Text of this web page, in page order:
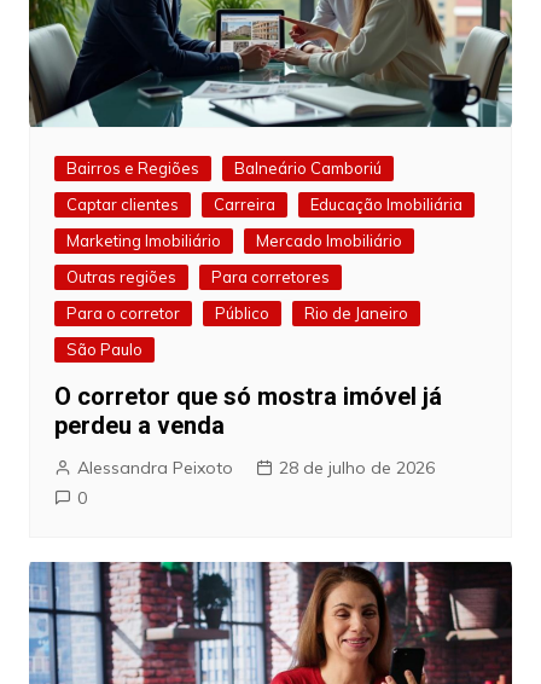
Bairros e Regiões
Balneário Camboriú
Captar clientes
Carreira
Educação Imobiliária
Marketing Imobiliário
Mercado Imobiliário
Outras regiões
Para corretores
Para o corretor
Público
Rio de Janeiro
São Paulo
O corretor que só mostra imóvel já
perdeu a venda
Alessandra Peixoto
28 de julho de 2026
0